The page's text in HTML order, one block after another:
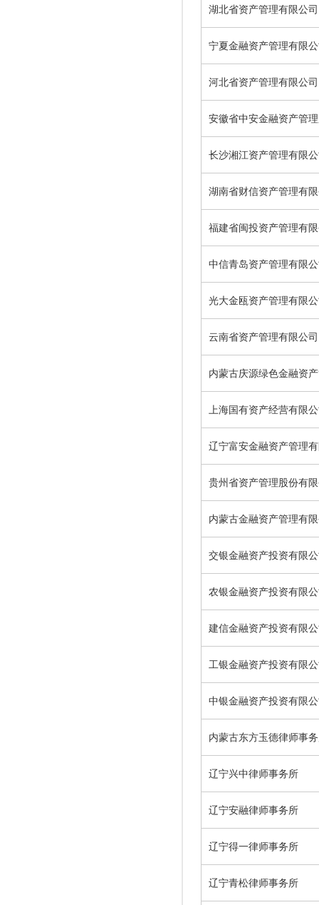
湖北省资产管理有限公司
宁夏金融资产管理有限
河北省资产管理有限公司
安徽省中安金融资产管
长沙湘江资产管理有限
湖南省财信资产管理有
福建省闽投资产管理有
中信青岛资产管理有限
光大金瓯资产管理有限
云南省资产管理有限公司
内蒙古庆源绿色金融资
上海国有资产经营有限
辽宁富安金融资产管理
贵州省资产管理股份有
内蒙古金融资产管理有
交银金融资产投资有限
农银金融资产投资有限
建信金融资产投资有限
工银金融资产投资有限
中银金融资产投资有限
内蒙古东方玉德律师事
辽宁兴中律师事务所
辽宁安融律师事务所
辽宁得一律师事务所
辽宁青松律师事务所